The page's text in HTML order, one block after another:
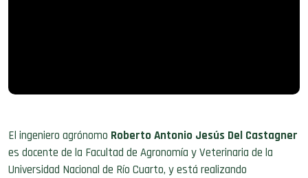
El ingeniero agrónomo Roberto Antonio Jesús Del Castagner
es docente de la Facultad de Agronomía y Veterinaria de la
Universidad Nacional de Río Cuarto, y está realizando